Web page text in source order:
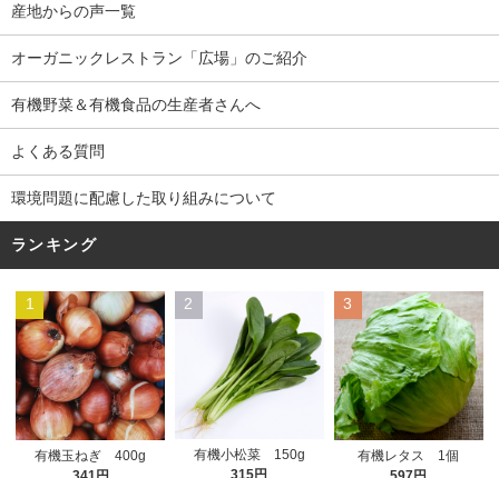
産地からの声一覧
オーガニックレストラン「広場」のご紹介
有機野菜＆有機食品の生産者さんへ
よくある質問
環境問題に配慮した取り組みについて
ランキング
1
有機玉ねぎ 400g
2
有機小松菜 150g
3
有機レタス 1個